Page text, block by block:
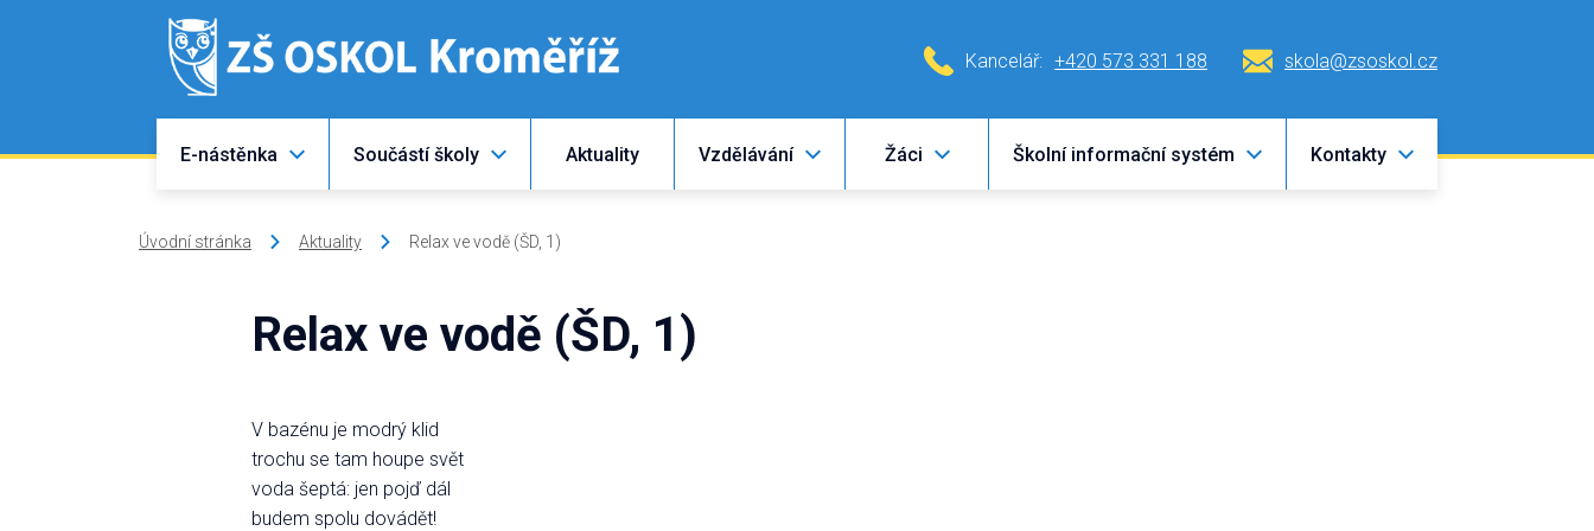
Kancelář: +420 573 331 188 skola@zsoskol.cz
E-nástěnka Součástí školy Aktuality Vzdělávání Žáci Školní informační systém Kontakty
Úvodní stránka Aktuality Relax ve vodě (ŠD, 1)
Relax ve vodě (ŠD, 1)
V bazénu je modrý klid
trochu se tam houpe svět
voda šeptá: jen pojď dál
budem spolu dovádět!